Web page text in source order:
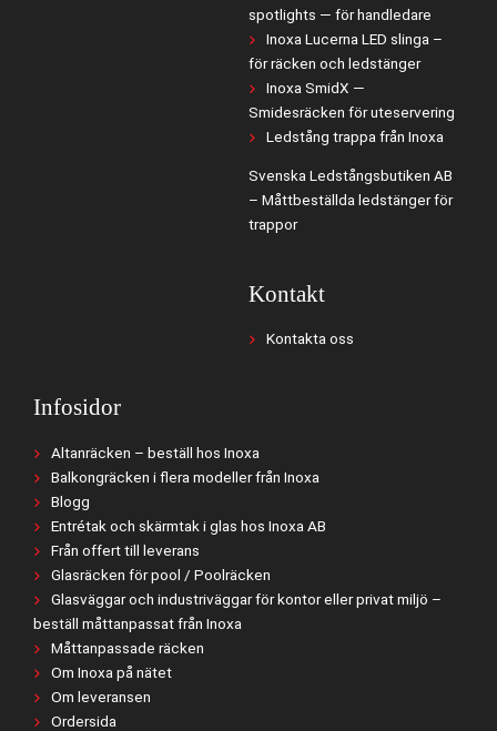
spotlights — för handledare
Inoxa Lucerna LED slinga –
för räcken och ledstänger
Inoxa SmidX —
Smidesräcken för uteservering
Ledstång trappa från Inoxa
Svenska Ledstångsbutiken AB
– Måttbeställda ledstänger för
trappor
Kontakt
Kontakta oss
Infosidor
Altanräcken – beställ hos Inoxa
Balkongräcken i flera modeller från Inoxa
Blogg
Entrétak och skärmtak i glas hos Inoxa AB
Från offert till leverans
Glasräcken för pool / Poolräcken
Glasväggar och industriväggar för kontor eller privat miljö –
beställ måttanpassat från Inoxa
Måttanpassade räcken
Om Inoxa på nätet
Om leveransen
Ordersida